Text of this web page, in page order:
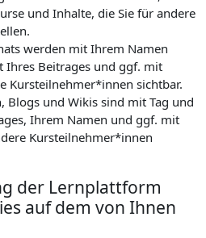
und Inhalte, die Sie für andere
werden mit Ihrem Namen
Ihres Beitrages und ggf. mit
Kursteilnehmer*innen sichtbar.
Blogs und Wikis sind mit Tag und
Ihrem Namen und ggf. mit
Kursteilnehmer*innen
der Lernplattform
auf dem von Ihnen